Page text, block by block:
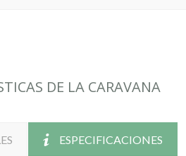
DE LA CARAVANA
ESPECIFICACIONES